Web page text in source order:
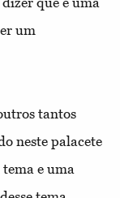
um
tantos
neste palacete
e uma